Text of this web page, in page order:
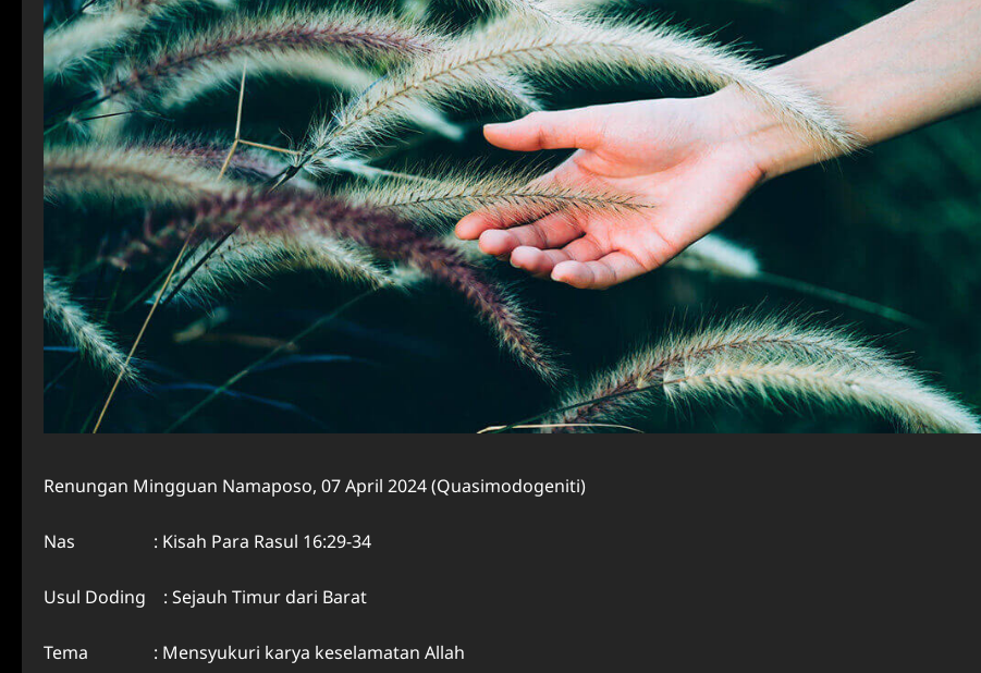
Renungan Mingguan Namaposo, 07 April 2024 (Quasimodogeniti)
Nas : Kisah Para Rasul 16:29-34
Usul Doding : Sejauh Timur dari Barat
Tema : Mensyukuri karya keselamatan Allah